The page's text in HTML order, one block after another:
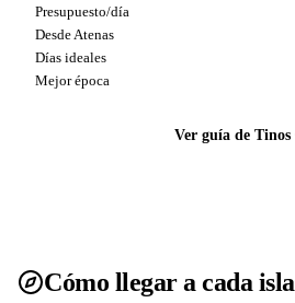
Presupuesto/día
Desde Atenas
Días ideales
Mejor época
Ver guía de Tinos
Cómo llegar a cada isla